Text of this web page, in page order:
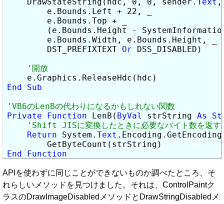
    DrawStateString(hdc, 0, 0, sender.
Text ,
        e.Bounds.Left + 22, _
        e.Bounds.Top + _
(e.Bounds.Height -
        e.Bounds.Width, e.Bounds.Height, _
        DST_PREFIXTEXT
Or DSS_DISABLED)
End
Sub
Private
Function LenB( ByVal strString As
Return System. Text
End
Function
APIを使わずに同じことができないものか調べたところ、そ
れらしいメソッドを見つけました。それは、ControlPaintク
ラスのDrawImageDisabledメソッドとDrawStringDisabledメ